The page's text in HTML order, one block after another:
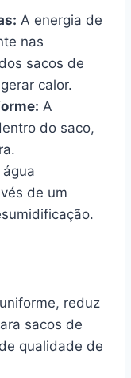
A energia de
nas
sacos de
calor.
A
do saco,
água
de um
reduz
sacos de
qualidade de